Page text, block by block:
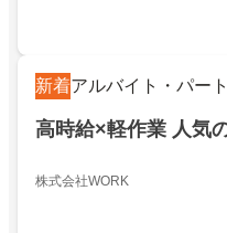
新着アルバイト・パート
高時給×軽作業 人気
株式会社WORK